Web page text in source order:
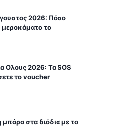
2026: Πόσο
μεροκάματο το
Ολους 2026: Τα SOS
το voucher
μπάρα στα διόδια με το